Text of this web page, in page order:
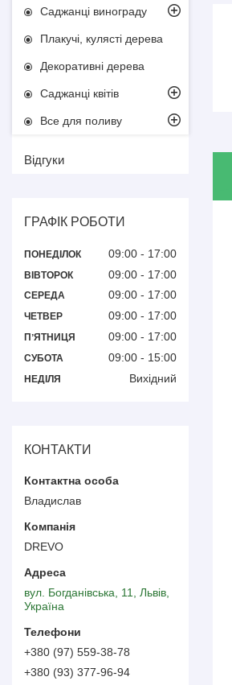
Саджанці винограду
Плакучі, кулясті дерева
Декоративні дерева
Саджанці квітів
Все для поливу
Відгуки
ГРАФІК РОБОТИ
ПОНЕДІЛОК 09:00 17:00
ВІВТОРОК 09:00 17:00
СЕРЕДА 09:00 17:00
ЧЕТВЕР 09:00 17:00
ПʼЯТНИЦЯ 09:00 17:00
СУБОТА 09:00 15:00
НЕДІЛЯ Вихідний
КОНТАКТИ
Владислав
DREVO
вул. Богданівська, 11, Львів,
Україна
+380 (97) 559-38-78
+380 (93) 377-96-94